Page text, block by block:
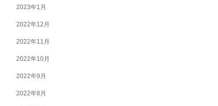
2023年1月
2022年12月
2022年11月
2022年10月
2022年9月
2022年8月